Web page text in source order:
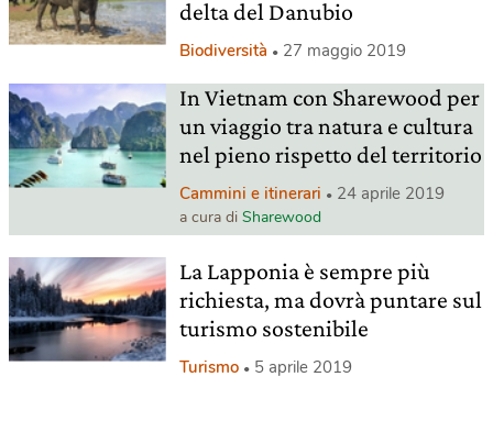
delta del Danubio
Biodiversità 27 maggio 2019
In Vietnam con Sharewood per
un viaggio tra natura e cultura
nel pieno rispetto del territorio
Cammini e itinerari 24 aprile 2019
a cura di Sharewood
La Lapponia è sempre più
richiesta, ma dovrà puntare sul
turismo sostenibile
Turismo 5 aprile 2019